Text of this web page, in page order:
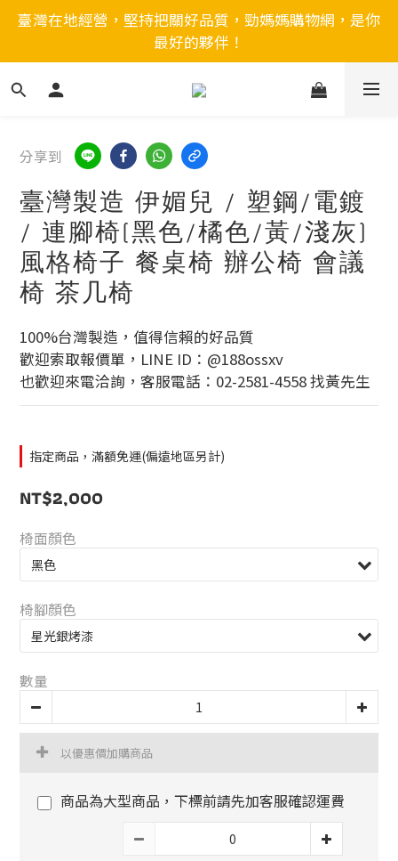
臺灣在地經營，堅持把關好品質，勁媽媽購物網，是你
最好的夥伴！
分享到
臺灣製造 伊媚兒 / 塑鋼/電鍍
/ 連腳椅(黑色/橘色/黃/淺灰)
風格椅子 餐桌椅 辦公椅 會議
椅 茶几椅
100%台灣製造，值得信賴的好品質
歡迎索取報價單，LINE ID：@188ossxv
也歡迎來電洽詢，客服電話：02-2581-4558 找黃先生
指定商品，滿額免運(偏遠地區另計)
NT$2,000
椅面顏色
椅腳顏色
數量
以優惠價加購商品
商品為大型商品，下標前請先加客服確認運費